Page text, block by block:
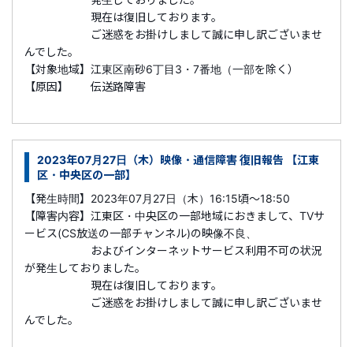
現在は復旧しております。
ご迷惑をお掛けしまして誠に申し訳ございませ
んでした。
【対象地域】江東区南砂6丁目3・7番地（一部を除く）
【原因】 伝送路障害
2023年07月27日（木）映像・通信障害 復旧報告 【江東
区・中央区の一部】
【発生時間】2023年07月27日（木）16:15頃～18:50
【障害内容】江東区・中央区の一部地域におきまして、TVサ
ービス(CS放送の一部チャンネル)の映像不良、
およびインターネットサービス利用不可の状況
が発生しておりました。
現在は復旧しております。
ご迷惑をお掛けしまして誠に申し訳ございませ
んでした。